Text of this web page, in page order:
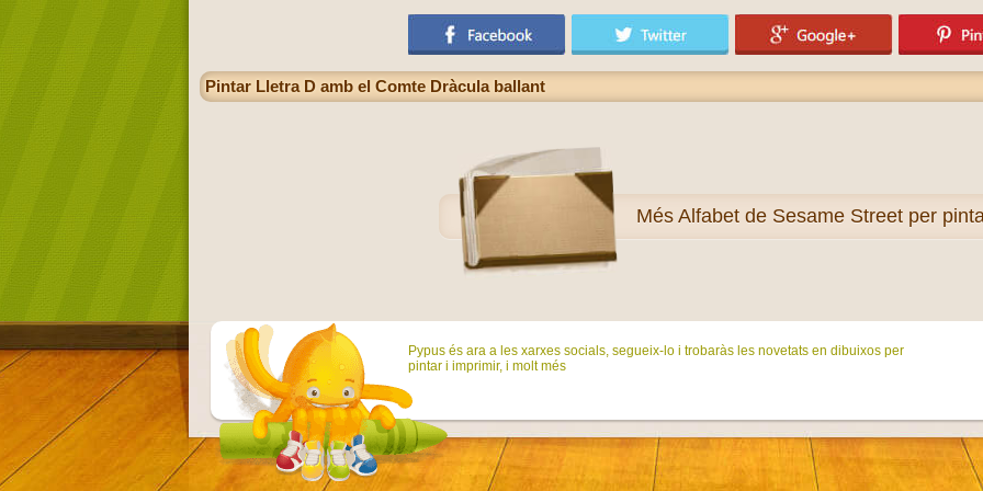
Pintar Lletra D amb el Comte Dràcula ballant
Més Alfabet de Sesame Street per
Pypus és ara a les xarxes socials, segueix-lo i trobaràs les novetats en dibuixos per
pintar i imprimir, i molt més